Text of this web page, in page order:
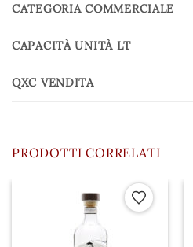
CATEGORIA COMMERCIALE
CAPACITÀ UNITÀ LT
QXC VENDITA
PRODOTTI CORRELATI
Aggiungi ai